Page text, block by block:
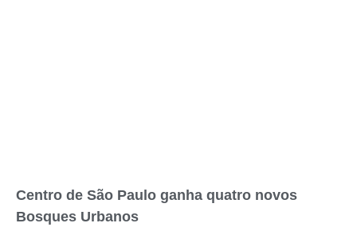
Centro de São Paulo ganha quatro novos
Bosques Urbanos